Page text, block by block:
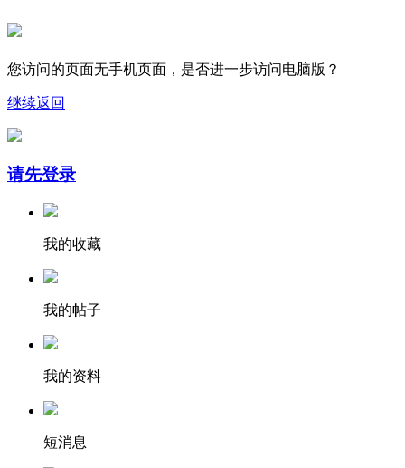
您访问的页面无手机页面，是否进一步访问电脑版？
继续返回
请先登录
我的收藏
我的帖子
我的资料
短消息